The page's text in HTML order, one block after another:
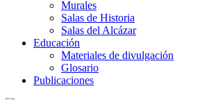
Murales
Salas de Historia
Salas del Alcázar
Educación
Materiales de divulgación
Glosario
Publicaciones